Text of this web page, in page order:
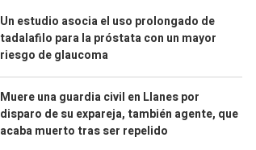
Un estudio asocia el uso prolongado de
tadalafilo para la próstata con un mayor
riesgo de glaucoma
Muere una guardia civil en Llanes por
disparo de su expareja, también agente, que
acaba muerto tras ser repelido